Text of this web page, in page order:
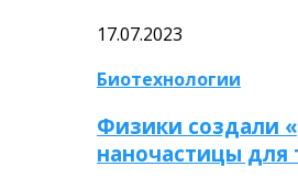
17.07.2023
Биотехнологии
Физики создали
наночастицы для